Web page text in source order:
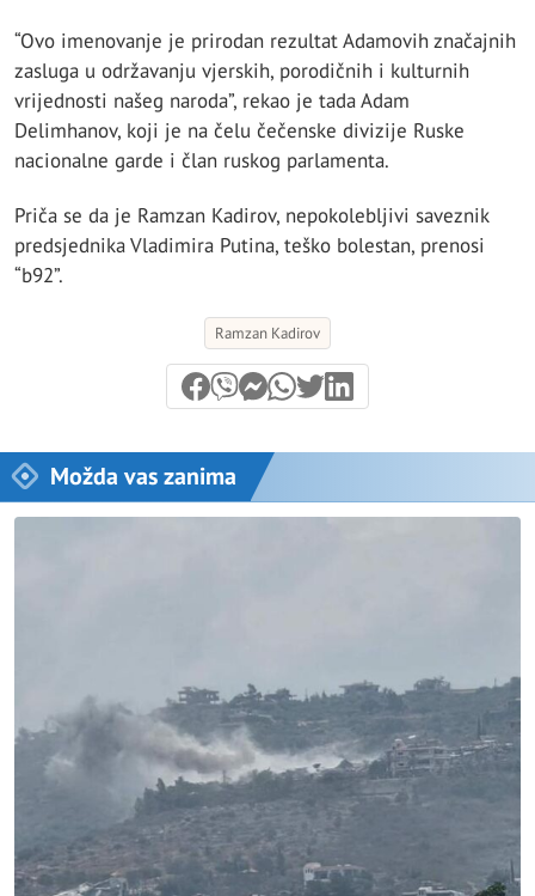
“Ovo imenovanje je prirodan rezultat Adamovih značajnih
zasluga u održavanju vjerskih, porodičnih i kulturnih
vrijednosti našeg naroda”, rekao je tada Adam
Delimhanov, koji je na čelu čečenske divizije Ruske
nacionalne garde i član ruskog parlamenta.
Priča se da je Ramzan Kadirov, nepokolebljivi saveznik
predsjednika Vladimira Putina, teško bolestan, prenosi
“b92”.
Ramzan Kadirov
Možda vas zanima